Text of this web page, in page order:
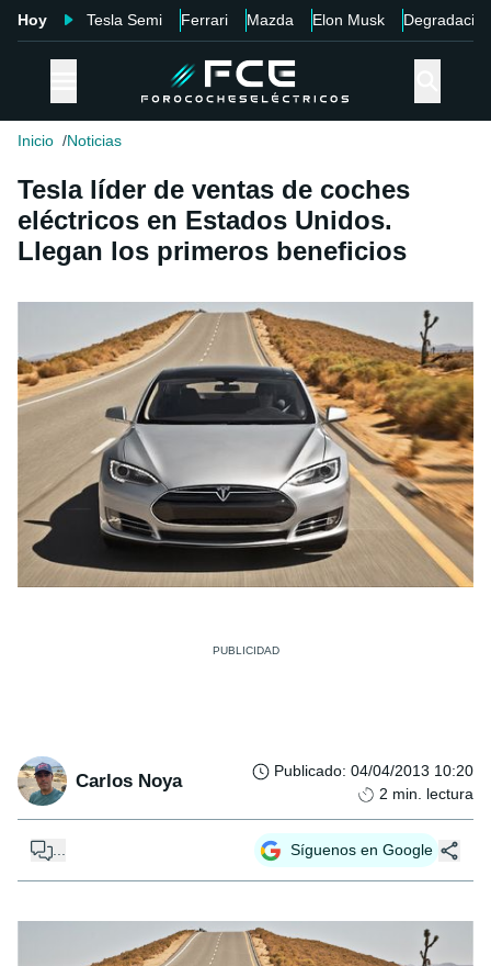
Hoy Tesla Semi Ferrari Mazda Elon Musk Degradación
Inicio Noticias
Tesla líder de ventas de coches
eléctricos en Estados Unidos.
Llegan los primeros beneficios
Carlos Noya Publicado: 04/04/2013 10:20
2 min. lectura
Síguenos en Google